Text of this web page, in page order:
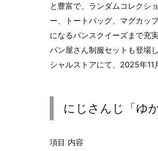
と豊富で、ランダムコレクシ
ー、トートバッグ、マグカッ
になるパンスクイーズまで充
パン屋さん制服セットも登場
シャルストアにて、2025年11
にじさんじ「ゆ
項目 内容